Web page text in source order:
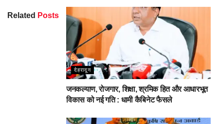
Related Posts
देहरादून
जनकल्याण, रोजगार, शिक्षा, श्रमिक हित और आधारभूत
विकास को नई गति : धामी कैबिनेट फैसले